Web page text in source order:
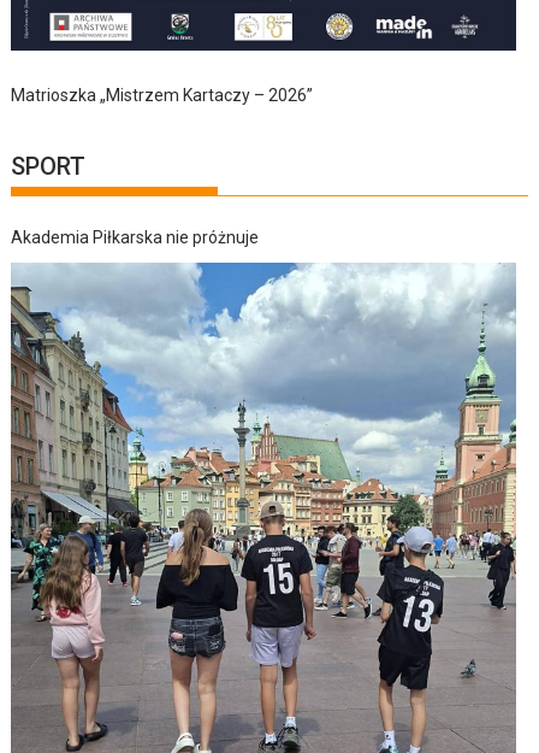
Matrioszka „Mistrzem Kartaczy – 2026”
SPORT
Akademia Piłkarska nie próżnuje